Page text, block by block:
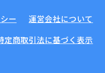
ー
運営会社について
定商取引法に基づく表示